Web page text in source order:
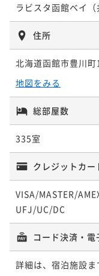
【連泊割】＜素泊
のんびり気ままに
素泊まり 現地決済可
朝食付き 現地決済可
【スタンダード】
な癒しの時を～ど
【最大22時間/
を存分に愉しむ♪
朝食付き 現地決済可
ラビスタ函館ベイ（
住所
北海道函館市豊川
地図をみる
総部屋数
335室
クレジットカー
VISA/MASTER/
UFJ/UC/DC
コード決済・電
詳細は、宿泊施設ま